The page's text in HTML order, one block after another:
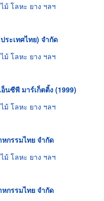
ม้ โลหะ ยาง ฯลฯ
ระเทศไทย) จำกัด
ม้ โลหะ ยาง ฯลฯ
นซีพี มาร์เก็ตติ้ง (1999)
ม้ โลหะ ยาง ฯลฯ
กรรมไทย จำกัด
ม้ โลหะ ยาง ฯลฯ
กรรมไทย จำกัด